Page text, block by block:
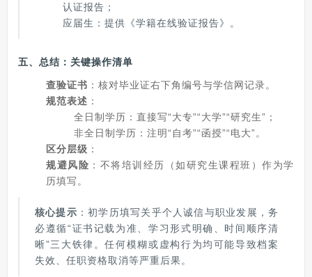
认证报告；
应届生：提供《学籍在线验证报告》。
五、总结：关键操作清单
查验证书 ：核对毕业证右下角编号与学信网记录。
规范表述 ：
全日制学历：直接写“大专”“大学”“研究生”；
非全日制学历：注明“自考”“函授”“电大”。
区分层级 ：
规避风险 ：不将培训经历（如研究生课程班）作为学
历填写。
核心提示 ：初学历填写关乎个人诚信与职业发展，务
必遵循“证书记载为准、学习形式明确、时间顺序清
晰”三大铁律。任何模糊或虚构行为均可能导致档案
失效、任职资格取消等严重后果。